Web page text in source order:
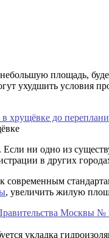
небольшую площадь,
ухудшить условия
ни одно из
в других
, увеличить жилую
Москвы №
укладка